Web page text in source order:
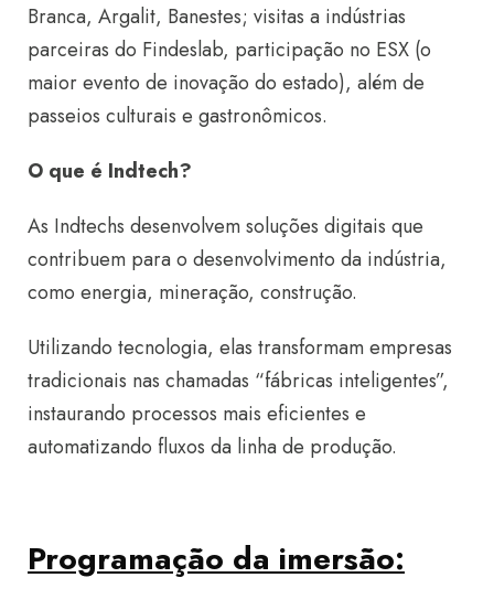
Branca, Argalit, Banestes; visitas a indústrias
parceiras do Findeslab, participação no ESX (o
maior evento de inovação do estado), além de
passeios culturais e gastronômicos.
O que é Indtech?
As Indtechs desenvolvem soluções digitais que
contribuem para o desenvolvimento da indústria,
como energia, mineração, construção.
Utilizando tecnologia, elas transformam empresas
tradicionais nas chamadas “fábricas inteligentes”,
instaurando processos mais eficientes e
automatizando fluxos da linha de produção.
Programação da imersão: